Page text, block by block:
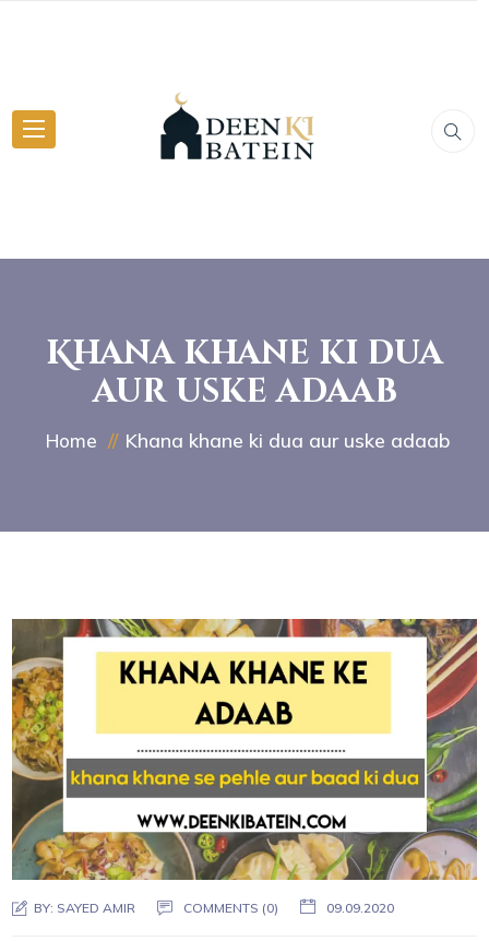
Khana khane ki dua
aur uske adaab
Home Khana khane ki dua aur uske adaab
BY: SAYED AMIR COMMENTS (0) 09.09.2020